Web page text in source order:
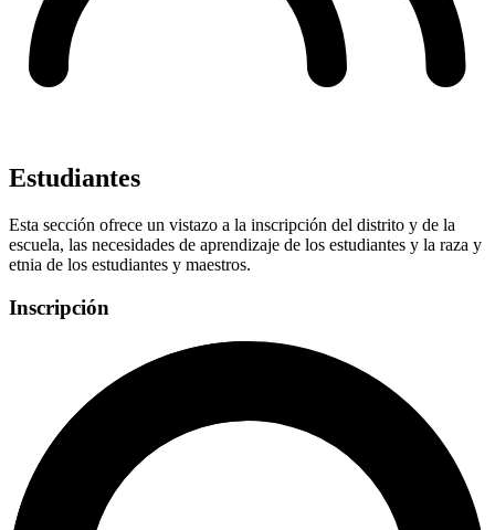
Estudiantes
Esta sección ofrece un vistazo a la inscripción del distrito y de la
escuela, las necesidades de aprendizaje de los estudiantes y la raza y
etnia de los estudiantes y maestros.
Inscripción